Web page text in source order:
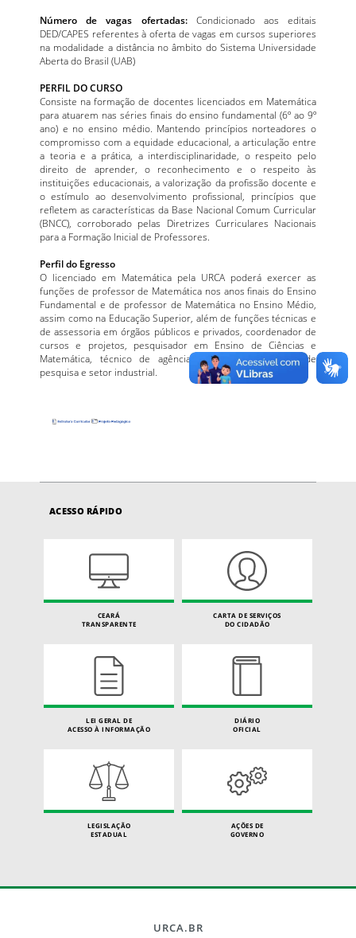
Número de vagas ofertadas:Condicionado aos editais
DED/CAPES referentes à oferta de vagas em cursos superiores
na modalidade a distância no âmbito do Sistema Universidade
Aberta do Brasil (UAB)
PERFIL DO CURSO
Consiste na formação de docentes licenciados em Matemática
para atuarem nas séries finais do ensino fundamental (6º ao 9º
ano) e no ensino médio. Mantendo princípios norteadores o
compromisso com a equidade educacional, a articulação entre
a teoria e a prática, a interdisciplinaridade, o respeito pelo
direito de aprender, o reconhecimento e o respeito às
instituições educacionais, a valorização da profissão docente e
o estímulo ao desenvolvimento profissional, princípios que
refletem as características da Base Nacional Comum Curricular
(BNCC), corroborado pelas Diretrizes Curriculares Nacionais
para a Formação Inicial de Professores.
Perfil do Egresso
O licenciado em Matemática pela URCA poderá exercer as
funções de professor de Matemática nos anos finais do Ensino
Fundamental e de professor de Matemática no Ensino Médio,
assim como na Educação Superior, além de funções técnicas e
de assessoria em órgãos públicos e privados, coordenador de
cursos e projetos, pesquisador em Ensino de Ciências e
Matemática, técnico de agências de desenvolvimento de
pesquisa e setor industrial.
ACESSO RÁPIDO
CEARÁ
TRANSPARENTE
CARTA DE SERVIÇOS
DO CIDADÃO
LEI GERAL DE
ACESSO À INFORMAÇÃO
DIÁRIO
OFICIAL
LEGISLAÇÃO
ESTADUAL
AÇÕES DE
GOVERNO
URCA.BR